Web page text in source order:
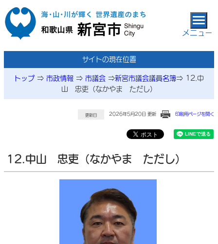
本文へ移動
メニュー
サイトの現在位置
トップ ⇒ 市政情報 ⇒ 市議会 ⇒新宮市議会議員名簿⇒ 12.中
山 忠吏（なかやま ただし）
更新日 2026年5月20日 更新 印刷用ページを開く
12.中山 忠吏（なかやま ただし）